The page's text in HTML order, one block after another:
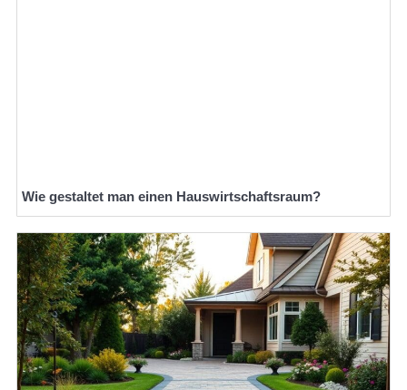
Wie gestaltet man einen Hauswirtschaftsraum?